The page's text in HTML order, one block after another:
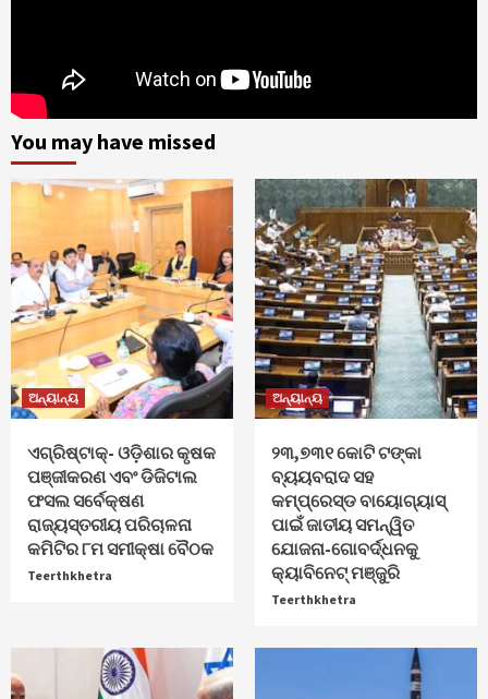
You may have missed
ଅନ୍ୟାନ୍ୟ
ଏଗ୍ରିଷ୍ଟାକ୍‌- ଓଡ଼ିଶାର କୃଷକ
ପଞ୍ଜୀକରଣ ଏବଂ ଡିଜିଟାଲ
ଫସଲ ସର୍ବେକ୍ଷଣ
ରାଜ୍ୟସ୍ତରୀୟ ପରିଚାଳନା
କମିଟିର ୮ମ ସମୀକ୍ଷା ବୈଠକ
Teerthkhetra
ଅନ୍ୟାନ୍ୟ
୨୩,୭୩୧ କୋଟି ଟଙ୍କା
ବ୍ୟୟବରାଦ ସହ
କମ୍ପ୍ରେସ୍ଡ ବାୟୋଗ୍ୟାସ୍
ପାଇଁ ଜାତୀୟ ସମନ୍ୱିତ
ଯୋଜନା-ଗୋବର୍ଦ୍ଧନକୁ
କ୍ୟାବିନେଟ୍‌ ମଞ୍ଜୁରି
Teerthkhetra